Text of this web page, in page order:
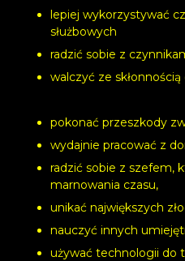
lepiej wykorzystywać
służbowych
radzić sobie z
walczyć ze
pokonać przeszkody
wydajnie pracować z
radzić sobie z szefem,
marnowania czasu,
unikać największych
nauczyć innych
używać technologii do